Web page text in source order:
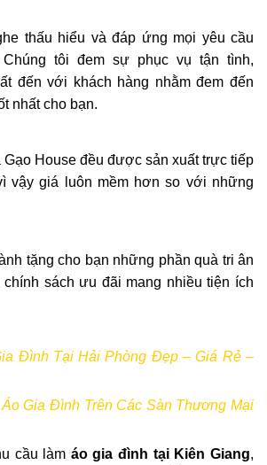
thấu hiểu và đáp ứng mọi yêu cầu
tôi đem sự phục vụ tận tình,
đến với khách hàng nhằm đem đến
nhất cho bạn.
Gạo House đều được sản xuất trực tiếp
vậy giá luôn mềm hơn so với những
tặng cho bạn những phần quà tri ân
chính sách ưu đãi mang nhiều tiện ích
Đình Tại Hải Phòng Đẹp – Giá Rẻ –
Gia Đình Trên Các Sàn Thương Mại
cầu làm áo gia đình tại Kiên Giang,